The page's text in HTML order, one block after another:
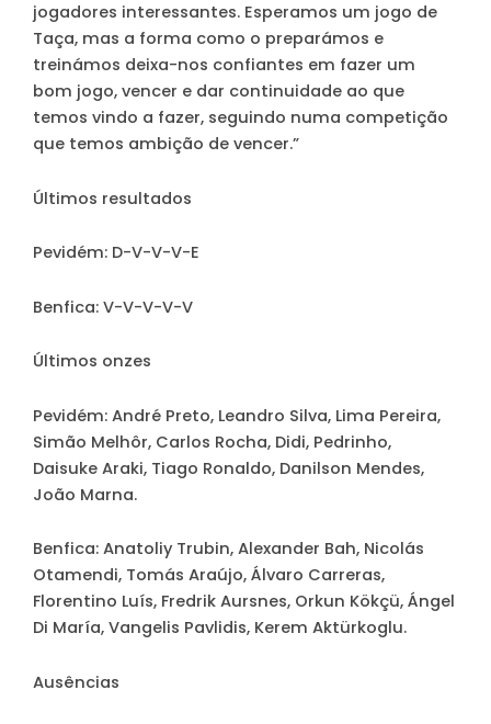
jogadores interessantes. Esperamos um jogo de
Taça, mas a forma como o preparámos e
treinámos deixa-nos confiantes em fazer um
bom jogo, vencer e dar continuidade ao que
temos vindo a fazer, seguindo numa competição
que temos ambição de vencer.”
Últimos resultados
Pevidém: D-V-V-V-E
Benfica: V-V-V-V-V
Últimos onzes
Pevidém: André Preto, Leandro Silva, Lima Pereira,
Simão Melhôr, Carlos Rocha, Didi, Pedrinho,
Daisuke Araki, Tiago Ronaldo, Danilson Mendes,
João Marna.
Benfica: Anatoliy Trubin, Alexander Bah, Nicolás
Otamendi, Tomás Araújo, Álvaro Carreras,
Florentino Luís, Fredrik Aursnes, Orkun Kökçü, Ángel
Di María, Vangelis Pavlidis, Kerem Aktürkoglu.
Ausências